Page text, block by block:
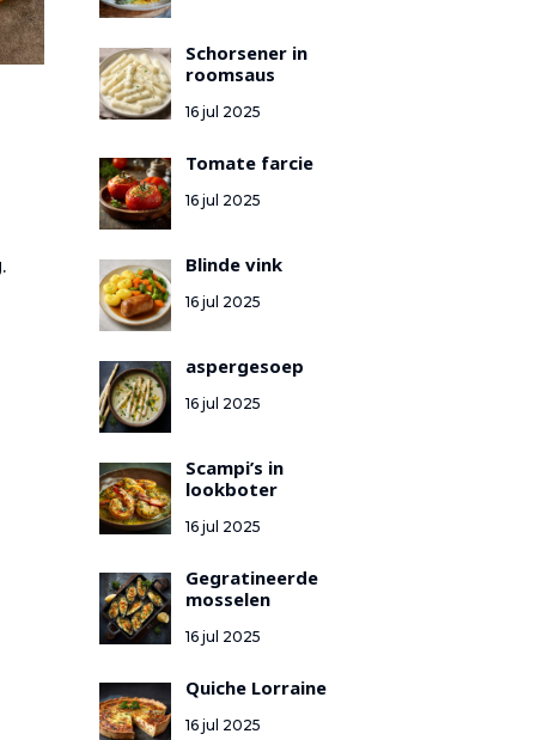
Schorsener in
roomsaus
16 jul 2025
Tomate farcie
16 jul 2025
Blinde vink
16 jul 2025
aspergesoep
16 jul 2025
Scampi’s in
lookboter
16 jul 2025
Gegratineerde
mosselen
16 jul 2025
Quiche Lorraine
16 jul 2025